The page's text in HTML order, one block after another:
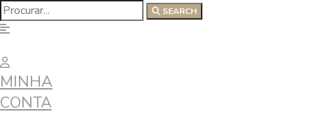
SEARCH
MINHA
CONTA